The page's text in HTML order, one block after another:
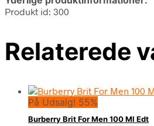
Produkt id: 300
Relaterede
På Udsalg! 55%
Burberry Brit For Men 100 Ml Edt